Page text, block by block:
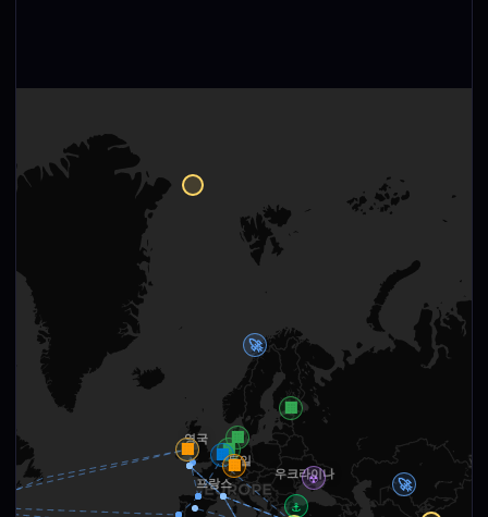
🏢
🏢
🏢
🏢
☢
⚓
🏢
🏢
🏢
🚀
🚀
영국
프랑스
독일
우크라이나